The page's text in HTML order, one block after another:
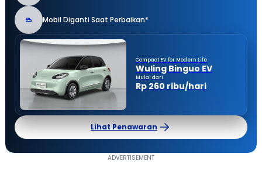
Mobil Diganti Saat Perbaikan*
Compact EV for Modern Life
Wuling Binguo EV
Mulai dari
Rp 260 ribu/hari
Lihat Penawaran